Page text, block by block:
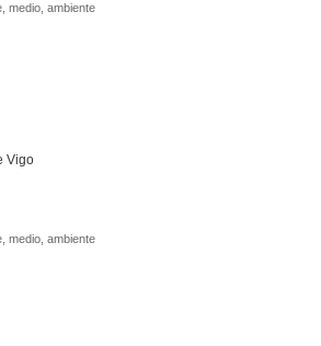
medio, ambiente
Vigo
medio, ambiente